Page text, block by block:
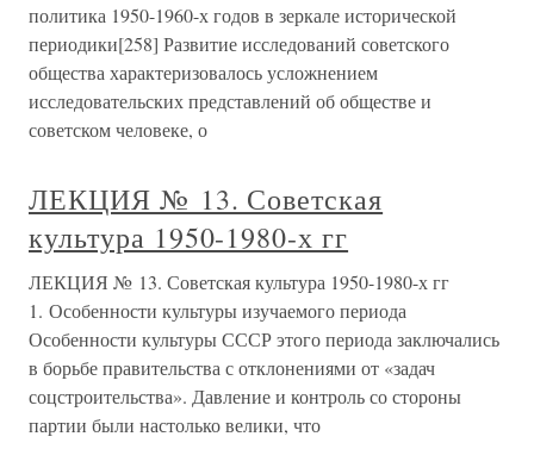
политика 1950-1960-х годов в зеркале исторической
периодики[258] Развитие исследований советского
общества характеризовалось усложнением
исследовательских представлений об обществе и
советском человеке, о
ЛЕКЦИЯ № 13. Советская
культура 1950-1980-х гг
ЛЕКЦИЯ № 13. Советская культура 1950-1980-х гг
1. Особенности культуры изучаемого периода
Особенности культуры СССР этого периода заключались
в борьбе правительства с отклонениями от «задач
соцстроительства». Давление и контроль со стороны
партии были настолько велики, что